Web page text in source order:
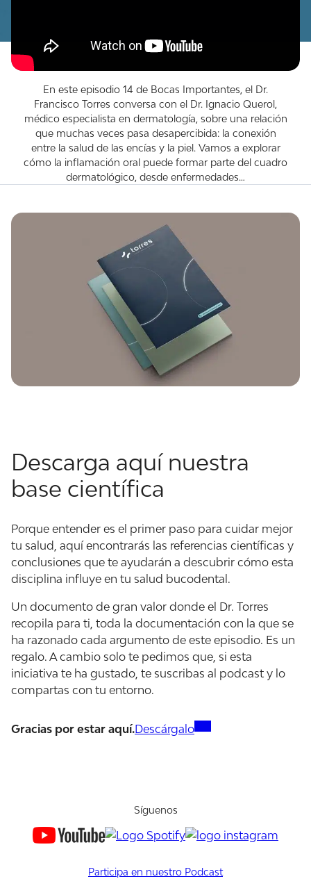
En este episodio 14 de Bocas Importantes, el Dr.
Francisco Torres conversa con el Dr. Ignacio Querol,
médico especialista en dermatología, sobre una relación
que muchas veces pasa desapercibida: la conexión
entre la salud de las encías y la piel. Vamos a explorar
cómo la inflamación oral puede formar parte del cuadro
dermatológico, desde enfermedades…
Descarga aquí nuestra
base científica
Porque entender es el primer paso para cuidar mejor
tu salud, aquí encontrarás las referencias científicas y
conclusiones que te ayudarán a descubrir cómo esta
disciplina influye en tu salud bucodental.
Un documento de gran valor donde el Dr. Torres
recopila para ti, toda la documentación con la que se
ha razonado cada argumento de este episodio. Es un
regalo. A cambio solo te pedimos que, si esta
iniciativa te ha gustado, te suscribas al podcast y lo
compartas con tu entorno.
Gracias por estar aquí.Descárgalo
Síguenos
Participa en nuestro Podcast